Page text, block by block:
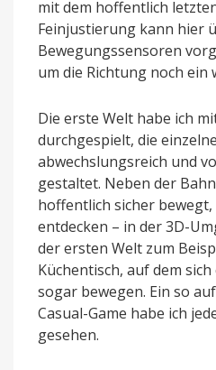
mit dem hoffentlich
Feinjustierung kann hier
Bewegungssensoren
um die Richtung noch ein
Die erste Welt habe ich
durchgespielt, die
abwechslungsreich und
gestaltet. Neben der
hoffentlich sicher bewegt,
entdecken – in der 3D-
der ersten Welt zum
Küchentisch, auf dem
sogar bewegen. Ein so
Casual-Game habe ich
gesehen.